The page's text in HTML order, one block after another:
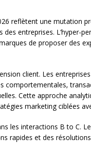
reflètent une mutation
entreprises. L’hyper-
de proposer des
client. Les
comportementales,
Cette approche
marketing ciblées
les interactions B to C.
rapides et des